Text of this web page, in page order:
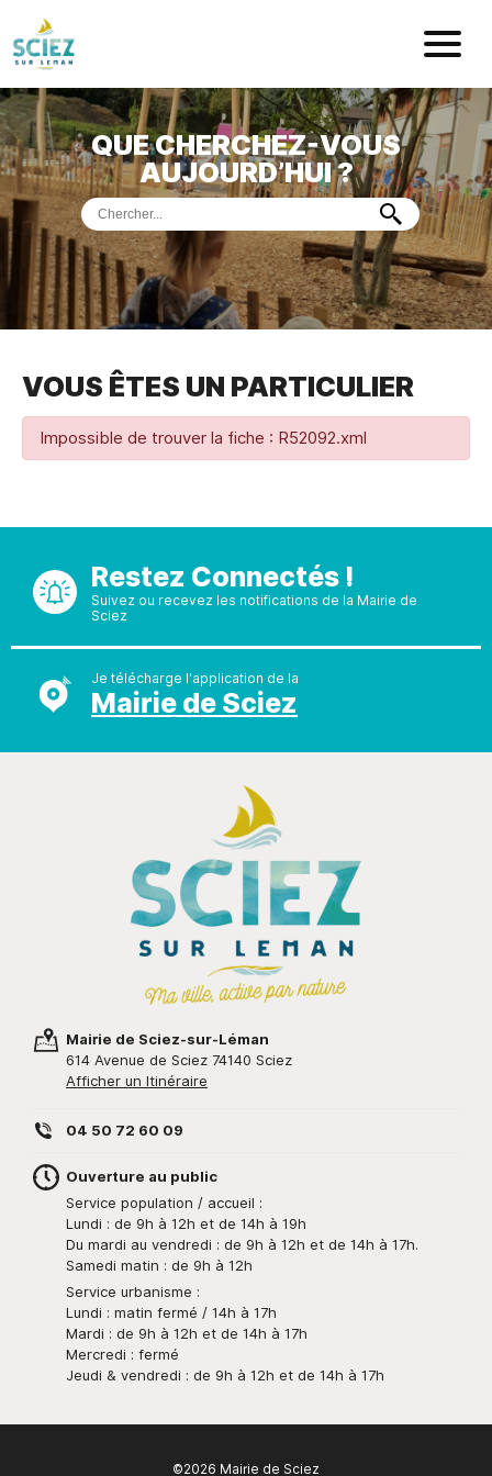
Mairie de
ACCUEIL
VOTREMAIRIE
VIE PRATIQUE
DÉMARCHES &SERVICES
PORTDE PLAISANCE
MUSÉEDE PRÉHISTOIRE ET GÉOLOGIE
QUE CHERCHEZ-VOUS
AUJOURD’HUI ?
VOUS ÊTES UN PARTICULIER
Impossible de trouver la fiche : R52092.xml
Restez Connectés !
Suivez ou recevez les notifications de la Mairie de
Sciez
Je télécharge l'application de la
Mairie de Sciez
Mairie de Sciez-sur-Léman
614 Avenue de Sciez 74140 Sciez
Afficher un Itinéraire
04 50 72 60 09
Ouverture au public
Service population / accueil :
Lundi : de 9h à 12h et de 14h à 19h
Du mardi au vendredi : de 9h à 12h et de 14h à 17h.
Samedi matin : de 9h à 12h
Service urbanisme :
Lundi : matin fermé / 14h à 17h
Mardi : de 9h à 12h et de 14h à 17h
Mercredi : fermé
Jeudi & vendredi : de 9h à 12h et de 14h à 17h
©2026 Mairie de Sciez